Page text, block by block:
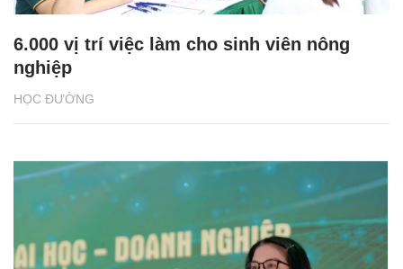
HỌC ĐƯỜNG
6.000 vị trí việc làm cho sinh viên nông
nghiệp